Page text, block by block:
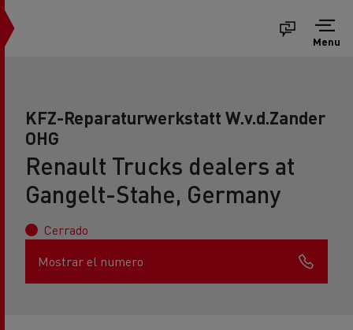
Menu
KFZ-Reparaturwerkstatt W.v.d.Zander
OHG
Renault Trucks dealers at
Gangelt-Stahe, Germany
Cerrado
Mostrar el numero